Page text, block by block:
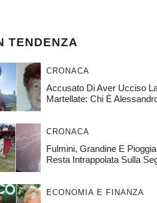
TENDENZA
CRONACA
Accusato Di Aver Ucciso
Martellate: Chi È
CRONACA
Fulmini, Grandine E
Resta Intrappolata Sulla
ECONOMIA E FINANZA